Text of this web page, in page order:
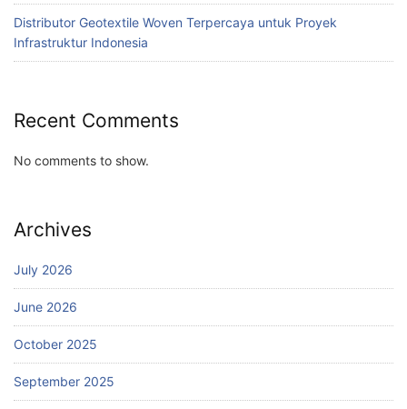
Distributor Geotextile Woven Terpercaya untuk Proyek
Infrastruktur Indonesia
Recent Comments
No comments to show.
Archives
July 2026
June 2026
October 2025
September 2025